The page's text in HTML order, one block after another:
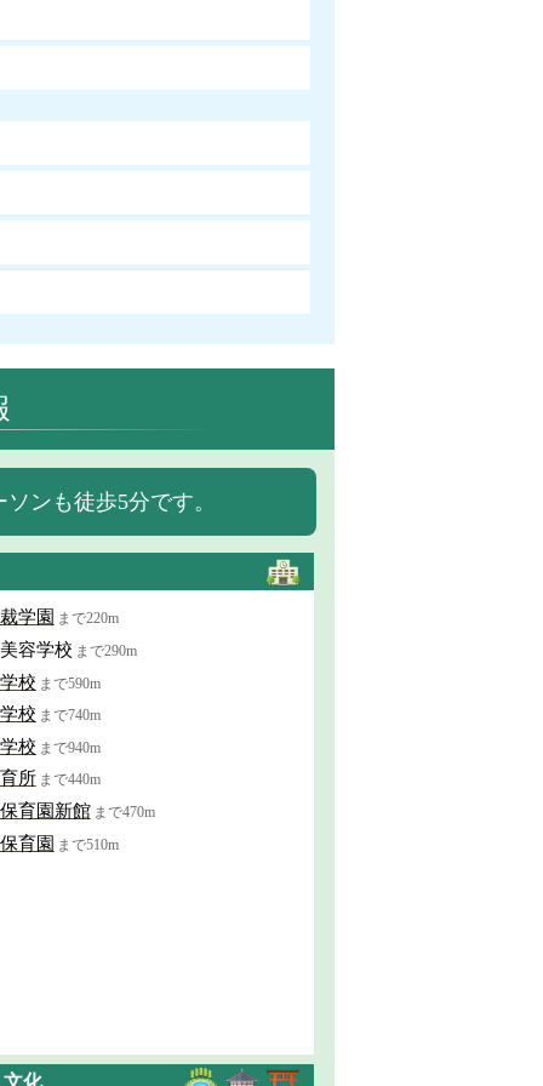
ンも徒歩5分です。
学園 まで220m
容学校 まで290m
校 まで590m
校 まで740m
校 まで940m
所 まで440m
育園新館 まで470m
育園 まで510m